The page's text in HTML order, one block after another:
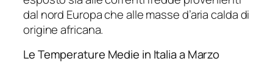
dal nord Europa che alle masse d’aria calda di
origine africana.
Le Temperature Medie in Italia a Marzo